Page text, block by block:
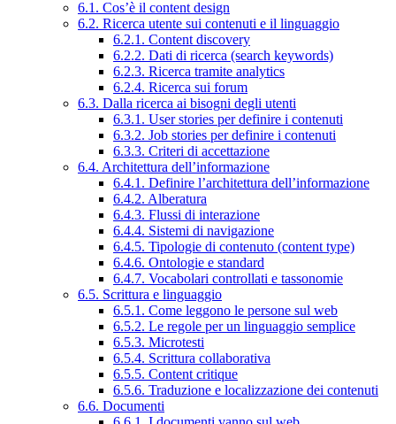
6.1. Cos’è il content design
6.2. Ricerca utente sui contenuti e il linguaggio
6.2.1. Content discovery
6.2.2. Dati di ricerca (search keywords)
6.2.3. Ricerca tramite analytics
6.2.4. Ricerca sui forum
6.3. Dalla ricerca ai bisogni degli utenti
6.3.1. User stories per definire i contenuti
6.3.2. Job stories per definire i contenuti
6.3.3. Criteri di accettazione
6.4. Architettura dell’informazione
6.4.1. Definire l’architettura dell’informazione
6.4.2. Alberatura
6.4.3. Flussi di interazione
6.4.4. Sistemi di navigazione
6.4.5. Tipologie di contenuto (content type)
6.4.6. Ontologie e standard
6.4.7. Vocabolari controllati e tassonomie
6.5. Scrittura e linguaggio
6.5.1. Come leggono le persone sul web
6.5.2. Le regole per un linguaggio semplice
6.5.3. Microtesti
6.5.4. Scrittura collaborativa
6.5.5. Content critique
6.5.6. Traduzione e localizzazione dei contenuti
6.6. Documenti